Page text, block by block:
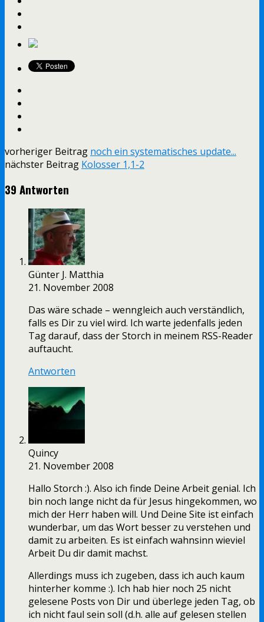
vorheriger Beitrag noch ein systematisches update...
nächster Beitrag Kolosser 1,1-2
39 Antworten
Günter J. Matthia
21. November 2008
Das wäre schade – wenngleich auch verständlich,
falls es Dir zu viel wird. Ich warte jedenfalls jeden
Tag darauf, dass der Storch in meinem RSS-Reader
auftaucht.
Antworten
Quincy
21. November 2008
Hallo Storch :). Also ich finde Deine Arbeit genial. Ich
bin noch lange nicht da für Jesus hingekommen, wo
mich der Herr haben will. Und Deine Site ist einfach
wunderbar, um das Wort besser zu verstehen und
damit zu arbeiten. Es ist einfach wahnsinn wieviel
Arbeit Du dir damit machst.
Allerdings muss ich zugeben, dass ich auch kaum
hinterher komme :). Ich hab hier noch 25 nicht
gelesene Posts von Dir und überlege jeden Tag, ob
ich nicht faul sein soll (d.h. alle auf gelesen stellen